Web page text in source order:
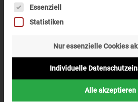
Todesmarsch Landsberg a.L. April
StadtA Landsberg a.L.
Nur wenige der etwa 25.000
gezwungen wurden, fanden nach
Es folgt eine Liste der Service-
Essenziell
Statistiken
Nur essenzielle Cookies
Individuelle
Alle akzeptieren